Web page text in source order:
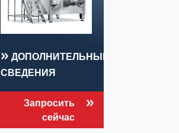
ДОПОЛНИТЕЛЬНЫЕ
СВЕДЕНИЯ
Запросить
сейчас